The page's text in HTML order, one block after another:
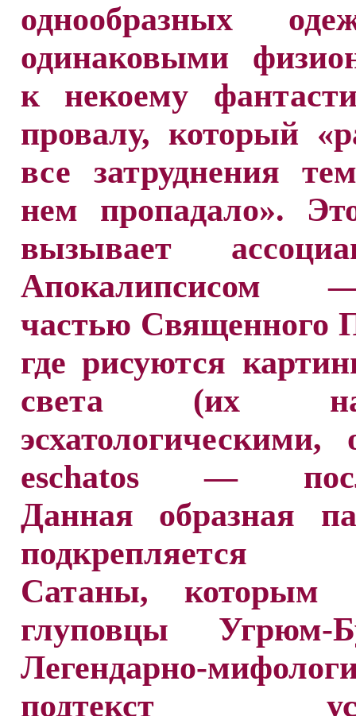
однообразных
одинаковыми
к некоему
провалу, который
все затруднения
нем пропадало».
вызывает
частью Священного
где рисуются
света (их
эсхатологическими,
eschatos —
Данная образная
подкрепляется
Сатаны, которым
глуповцы Угрюм-
Легендарно-
подтекст